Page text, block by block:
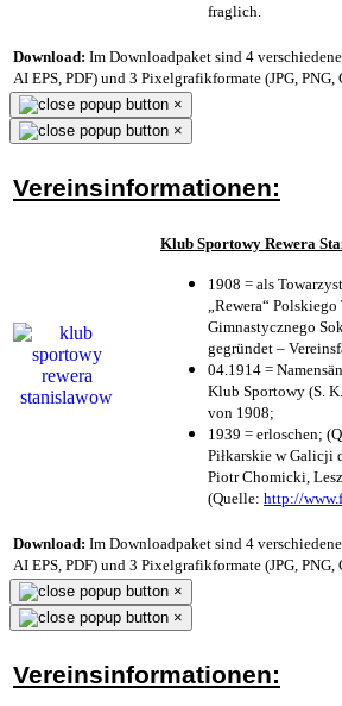
fraglich.
Download: Im Downloadpaket sind 4
AI EPS, PDF) und 3 Pixelgrafikformate (JPG, PNG,
×
×
Vereinsinformationen:
Klub Sportowy Rewera
1908 = als
„Rewera“
Gimnastycznego
gegründet –
04.1914 =
Klub Sportowy (S.
von 1908;
1939 = erloschen;
Piłkarskie w Galicji
Piotr Chomicki,
(Quelle: http://
Download: Im Downloadpaket sind 4
AI EPS, PDF) und 3 Pixelgrafikformate (JPG, PNG,
×
×
Vereinsinformationen: